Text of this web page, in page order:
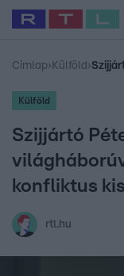
Legfrissebb RTL Híradó
Babits Marcella
Címlap› Külföld ›
Külföld
Szijjártó
konfliktus
rtl.hu